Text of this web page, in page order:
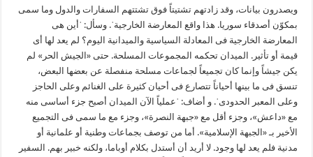
ویصدرون بیانات، وقد زادتهم تشتیتاً فوق تشتتهم السفارات والدول وما سمی
بمکوّن أصدقاء سوریا. هذا واقع المعارضة الخارجیةˈ. وسأل: ˈأین هی
المعارضة الخارجیة فی المعادلة السیاسیة والمیدانیة الیوم؟ لم یعد لها أی
قیمة أو تأثیر. المیدان تحکمه المجموعات المسلحة. حتی «الجیش الحر» لم
یکن جیشاً وإنما کان تجمیعاً لجماعات مسلحة منفصلة عن بعضها البعض،
تنسق فی ما بینها أحیاناً تتصارع فی أحیان کثیرة علی الغنائم وعلی الحاجز
وعلی المعبر الحدودیˈ. و أضاف: ˈعملیاً الآن المیدان أصبح جزء أساسی منه
مع «داعش»، وجزء أقل مع «جبهة النصرة»، وجزء مع ما سمی فی التجمیع
الأخیر بـ «الجبهة الإسلامیة». أما من توصف بجماعات وطنیة أو علمانیة أو
مدنیة فلم یعد لها وجود. لا أرید أن أستدل بکلام أوباما، ولکنه خبیر بهم. السفیر